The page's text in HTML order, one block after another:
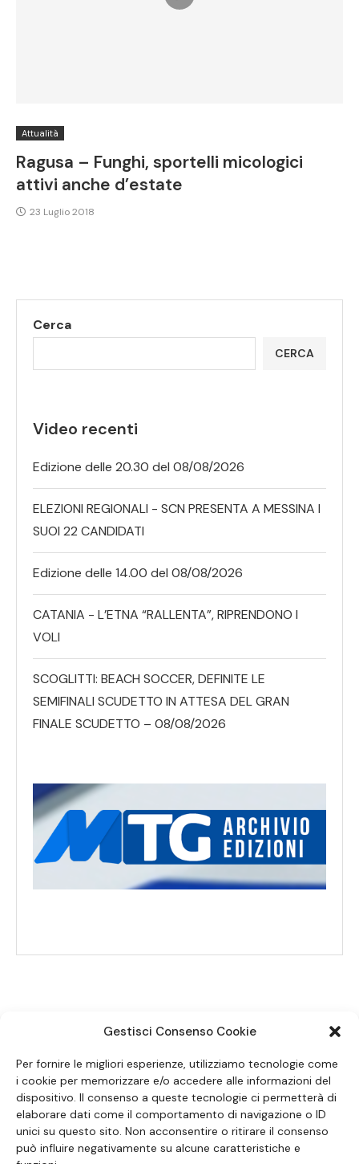
Gestisci Consenso Cookie
Per fornire le migliori esperienze, utilizziamo tecnologie come
i cookie per memorizzare e/o accedere alle informazioni del
dispositivo. Il consenso a queste tecnologie ci permetterà di
elaborare dati come il comportamento di navigazione o ID
unici su questo sito. Non acconsentire o ritirare il consenso
può influire negativamente su alcune caratteristiche e
Attualità
Ragusa – Funghi, sportelli micologici
attivi anche d’estate
23 Luglio 2018
Cerca
CERCA
Video recenti
Edizione delle 20.30 del 08/08/2026
ELEZIONI REGIONALI - SCN PRESENTA A MESSINA I
SUOI 22 CANDIDATI
Edizione delle 14.00 del 08/08/2026
CATANIA - L’ETNA “RALLENTA”, RIPRENDONO I
VOLI
SCOGLITTI: BEACH SOCCER, DEFINITE LE
SEMIFINALI SCUDETTO IN ATTESA DEL GRAN
FINALE SCUDETTO – 08/08/2026
SEGUICI SUI SOCIAL